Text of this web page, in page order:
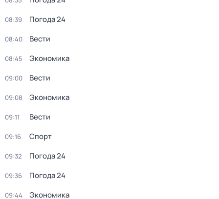
08:39 Погода 24
08:40 Вести
08:45 Экономика
09:00 Вести
09:08 Экономика
09:11 Вести
09:16 Спорт
09:32 Погода 24
09:36 Погода 24
09:44 Экономика